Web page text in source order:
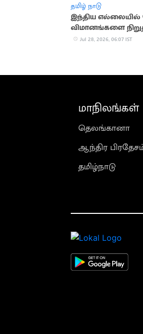
தமிழ் நாடு
இந்திய
விமானங்களை
Jul 28, 2026, 06:07 IST
மாநிலங்கள்
தெலங்கானா
ஆந்திர
தமிழ்நாடு